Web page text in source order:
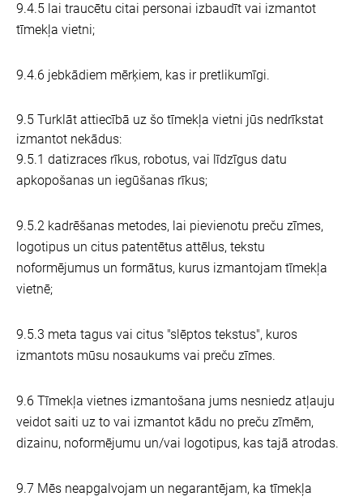
9.4.5 lai traucētu citai personai izbaudīt vai izmantot
tīmekļa vietni;
9.4.6 jebkādiem mērķiem, kas ir pretlikumīgi.
9.5 Turklāt attiecībā uz šo tīmekļa vietni jūs nedrīkstat
izmantot nekādus:
9.5.1 datizraces rīkus, robotus, vai līdzīgus datu
apkopošanas un iegūšanas rīkus;
9.5.2 kadrēšanas metodes, lai pievienotu preču zīmes,
logotipus un citus patentētus attēlus, tekstu
noformējumus un formātus, kurus izmantojam tīmekļa
vietnē;
9.5.3 meta tagus vai citus "slēptos tekstus", kuros
izmantots mūsu nosaukums vai preču zīmes.
9.6 Tīmekļa vietnes izmantošana jums nesniedz atļauju
veidot saiti uz to vai izmantot kādu no preču zīmēm,
dizainu, noformējumu un/vai logotipus, kas tajā atrodas.
9.7 Mēs neapgalvojam un negarantējam, ka tīmekļa